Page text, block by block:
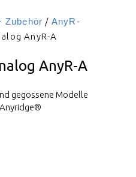
Zubehör / AnyR-
AnyR-A
AnyR-A
gegossene Modelle